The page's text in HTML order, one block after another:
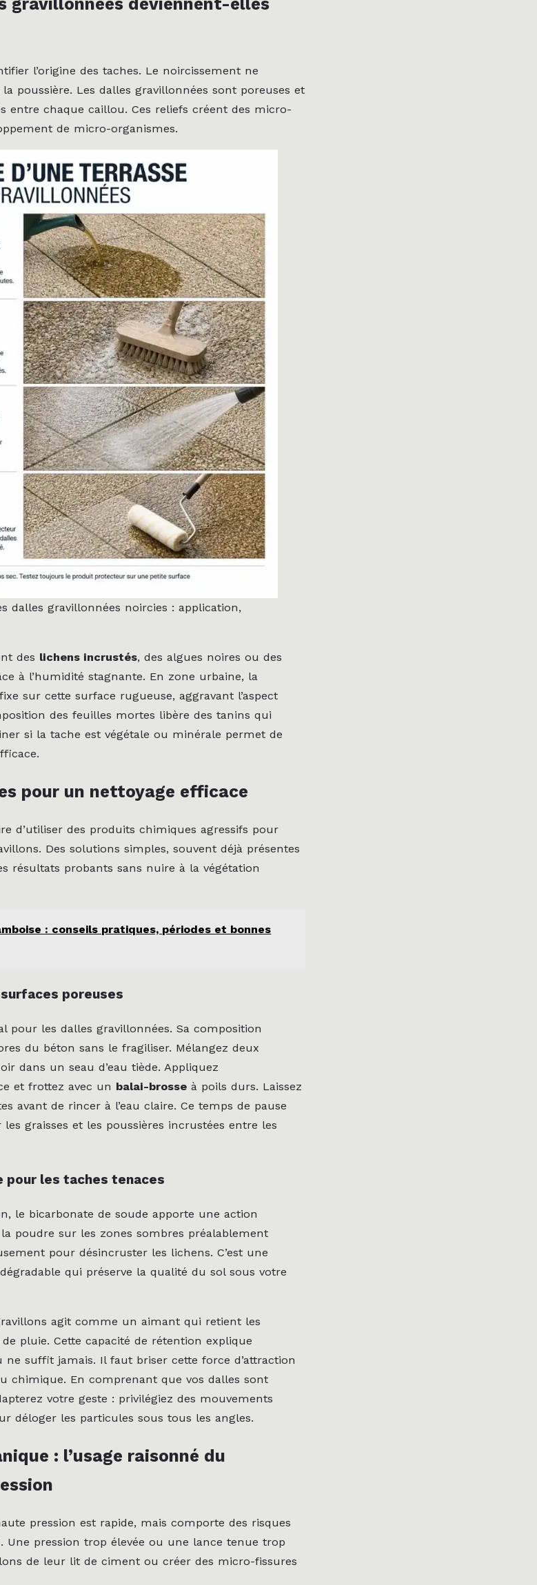
l’origine des taches. Le noircissement ne
poussière. Les dalles gravillonnées sont poreuses et
entre chaque caillou. Ces reliefs créent des micro-
de micro-organismes.
dalles gravillonnées noircies : application,
des lichens incrustés, des algues noires ou des
à l’humidité stagnante. En zone urbaine, la
sur cette surface rugueuse, aggravant l’aspect
des feuilles mortes libère des tanins qui
si la tache est végétale ou minérale permet de
pour un nettoyage efficace
d’utiliser des produits chimiques agressifs pour
Des solutions simples, souvent déjà présentes
résultats probants sans nuire à la végétation
: conseils pratiques, périodes et bonnes
poreuses
pour les dalles gravillonnées. Sa composition
du béton sans le fragiliser. Mélangez deux
dans un seau d’eau tiède. Appliquez
et frottez avec un balai-brosse à poils durs. Laissez
avant de rincer à l’eau claire. Ce temps de pause
graisses et les poussières incrustées entre les
pour les taches tenaces
le bicarbonate de soude apporte une action
poudre sur les zones sombres préalablement
pour désincruster les lichens. C’est une
qui préserve la qualité du sol sous votre
agit comme un aimant qui retient les
de pluie. Cette capacité de rétention explique
ne suffit jamais. Il faut briser cette force d’attraction
chimique. En comprenant que vos dalles sont
votre geste : privilégiez des mouvements
déloger les particules sous tous les angles.
: l’usage raisonné du
pression est rapide, mais comporte des risques
Une pression trop élevée ou une lance tenue trop
de leur lit de ciment ou créer des micro-fissures